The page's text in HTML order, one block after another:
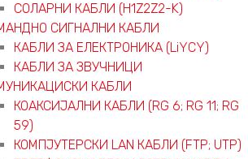
СОЛАРНИ КАБЛИ (H1Z2Z2-K)
СИГНАЛНИ КАБЛИ
КАБЛИ ЗА ЕЛЕКТРОНИКА (LiYCY)
КАБЛИ ЗА ЗВУЧНИЦИ
КАБЛИ
КОАКСИЈАЛНИ КАБЛИ (RG 6; RG 11; RG
59)
КОМПЈУТЕРСКИ LAN КАБЛИ (FTP; UTP)